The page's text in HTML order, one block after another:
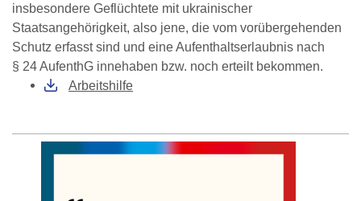
insbesondere Geflüchtete mit ukrainischer
Staatsangehörigkeit, also jene, die vom vorübergehenden
Schutz erfasst sind und eine Aufenthaltserlaubnis nach
§ 24 AufenthG innehaben bzw. noch erteilt bekommen.
Arbeitshilfe